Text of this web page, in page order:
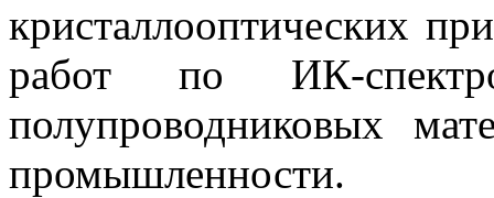
кристаллооптических
работ по ИК-
полупроводниковых
промышленности.